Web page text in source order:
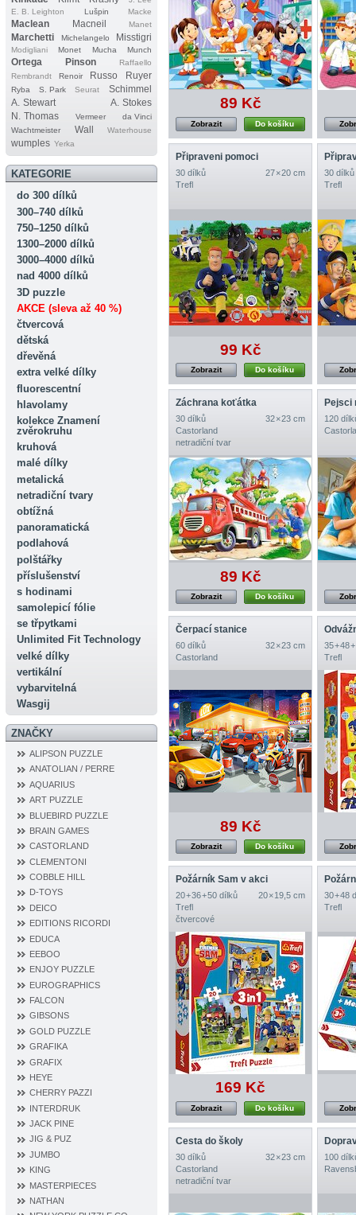
E. B. Leighton
Lušpin Macke
Maclean Macneil Manet
Marchetti Michelangelo Misstigri
Modigliani Monet Mucha Munch
Ortega Pinson
Raffaello
Rembrandt
Renoir Russo Ruyer
Ryba S. Park Seurat
Schimmel
A. Stewart
A. Stokes
N. Thomas
Vermeer
da Vinci
Wachtmeister
Wall Waterhouse
wumples Yerka
KATEGORIE
do 300 dílků
300–740 dílků
750–1250 dílků
1300–2000 dílků
3000–4000 dílků
nad 4000 dílků
3D puzzle
AKCE (sleva až 40 %)
čtvercová
dětská
dřevěná
extra velké dílky
fluorescentní
hlavolamy
kolekce Znamení
zvěrokruhu
kruhová
malé dílky
metalická
netradiční tvary
obtížná
panoramatická
podlahová
polštářky
příslušenství
s hodinami
samolepicí fólie
se třpytkami
Unlimited Fit Technology
velké dílky
vertikální
vybarvitelná
Wasgij
ZNAČKY
ALIPSON PUZZLE
ANATOLIAN / PERRE
AQUARIUS
ART PUZZLE
BLUEBIRD PUZZLE
BRAIN GAMES
CASTORLAND
CLEMENTONI
COBBLE HILL
D‐TOYS
DEICO
EDITIONS RICORDI
EDUCA
EEBOO
ENJOY PUZZLE
EUROGRAPHICS
FALCON
GIBSONS
GOLD PUZZLE
GRAFIKA
GRAFIX
HEYE
CHERRY PAZZI
INTERDRUK
JACK PINE
JIG & PUZ
JUMBO
KING
MASTERPIECES
NATHAN
89 Kč
Do košíku
Zobrazit
Připraveni pomoci
30 dílků
27 × 20 cm
Trefl
99 Kč
Do košíku
Zobrazit
30 dílků
Trefl
Záchrana koťátka
30 dílků
32 × 23 cm
Castorland
netradiční tvar
89 Kč
Do košíku
Zobrazit
Pejsci
120
Čerpací stanice
60 dílků
32 × 23 cm
Castorland
89 Kč
Do košíku
Zobrazit
35 + 48
Trefl
Požárník Sam v akci
20 + 36 + 50 dílků
20 × 19,5 cm
Trefl
čtvercové
169 Kč
Do košíku
Zobrazit
30 + 48
Trefl
Cesta do školy
30 dílků
32 × 23 cm
Castorland
netradiční tvar
100